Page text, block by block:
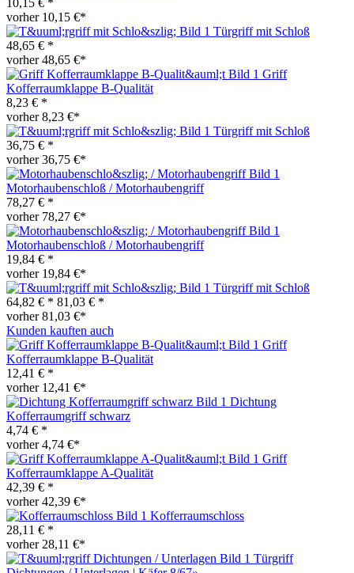
vorher 10,15 €*
Türgriff mit Schloß
48,65 € *
vorher 48,65 €*
Griff
Kofferraumklappe B-Qualität
8,23 € *
vorher 8,23 €*
Türgriff mit Schloß
36,75 € *
vorher 36,75 €*
Motorhaubenschloß / Motorhaubengriff
78,27 € *
vorher 78,27 €*
Motorhaubenschloß / Motorhaubengriff
19,84 € *
vorher 19,84 €*
Türgriff mit Schloß
64,82 € * 81,03 € *
vorher 81,03 €*
Kunden kauften auch
Griff
Kofferraumklappe B-Qualität
12,41 € *
vorher 12,41 €*
Dichtung
Kofferraumgriff schwarz
4,74 € *
vorher 4,74 €*
Griff
Kofferraumklappe A-Qualität
42,39 € *
vorher 42,39 €*
Kofferraumschloss
28,11 € *
vorher 28,11 €*
Türgriff